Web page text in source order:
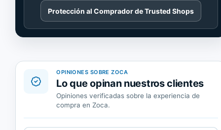
Cargando
contenido
de
Protección al Comprador de Trusted Shops
OPINIONES SOBRE ZOCA
Lo que opinan nuestros clientes
Opiniones verificadas sobre la experiencia de
compra en Zoca.